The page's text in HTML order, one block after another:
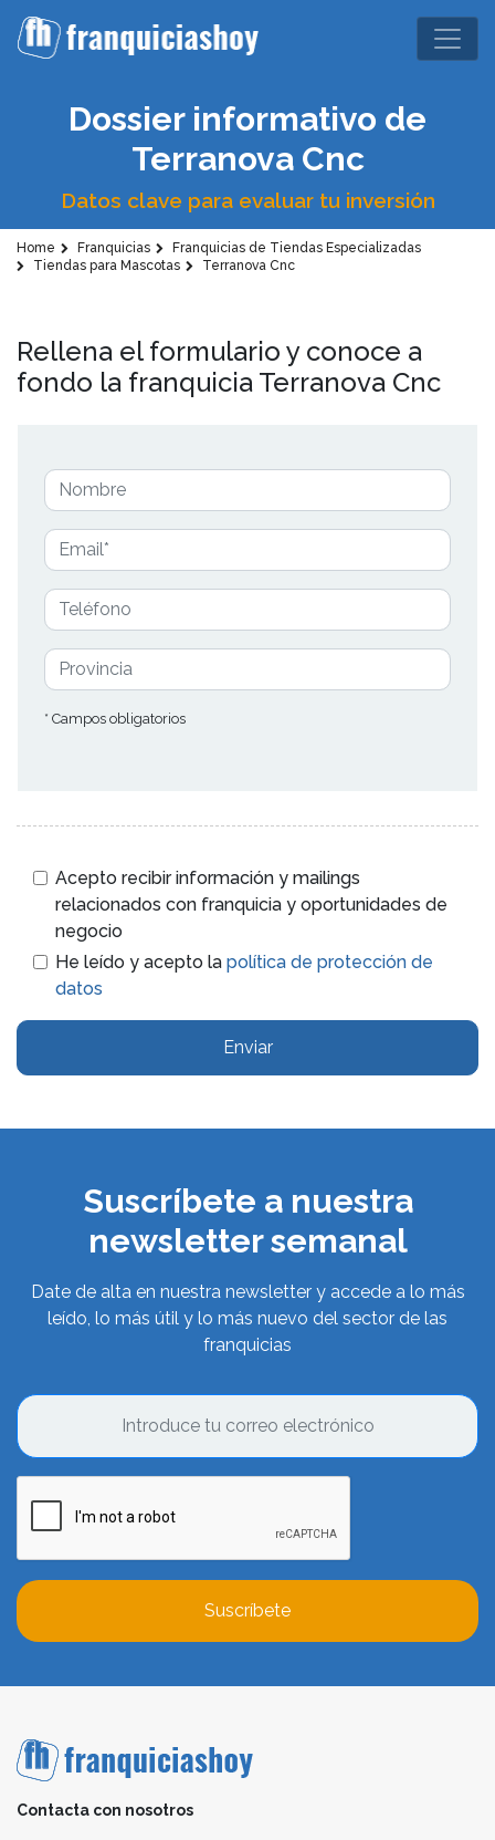
Dossier informativo de
Terranova Cnc
Datos clave para evaluar tu inversión
Home Franquicias
Franquicias de Tiendas Especializadas
Tiendas para Mascotas
Terranova Cnc
Rellena el formulario y conoce a
fondo la franquicia Terranova Cnc
* Campos obligatorios
Acepto recibir información y mailings
relacionados con franquicia y oportunidades de
negocio
He leído y acepto la política de protección de
datos
Enviar
Suscríbete a nuestra
newsletter semanal
Date de alta en nuestra newsletter y accede a lo más
leído, lo más útil y lo más nuevo del sector de las
franquicias
Suscríbete
Contacta con nosotros